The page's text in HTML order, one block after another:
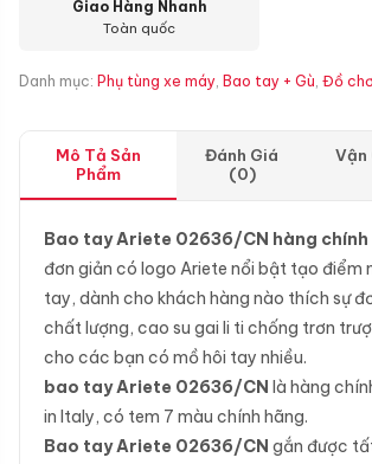
Giao Hàng Nhanh
Toàn quốc
Danh mục: Phụ tùng xe máy, Bao tay + Gù, Đồ
Mô Tả Sản
Phẩm
Đánh Giá
(0)
Vận
Bao tay Ariete 02636/CN hàng chính
đơn giản có logo Ariete nổi bật tạo điểm
tay, dành cho khách hàng nào thích sự
chất lượng, cao su gai li ti chống trơn
cho các bạn có mồ hôi tay nhiều.
bao tay Ariete 02636/CN là hàng
in Italy, có tem 7 màu chính hãng.
Bao tay Ariete 02636/CN gắn được